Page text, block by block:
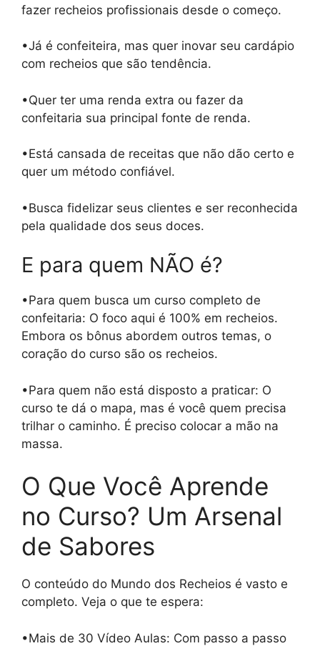
fazer recheios profissionais desde o começo.
•Já é confeiteira, mas quer inovar seu cardápio
com recheios que são tendência.
•Quer ter uma renda extra ou fazer da
confeitaria sua principal fonte de renda.
•Está cansada de receitas que não dão certo e
quer um método confiável.
•Busca fidelizar seus clientes e ser reconhecida
pela qualidade dos seus doces.
E para quem NÃO é?
•Para quem busca um curso completo de
confeitaria: O foco aqui é 100% em recheios.
Embora os bônus abordem outros temas, o
coração do curso são os recheios.
•Para quem não está disposto a praticar: O
curso te dá o mapa, mas é você quem precisa
trilhar o caminho. É preciso colocar a mão na
massa.
O Que Você Aprende
no Curso? Um Arsenal
de Sabores
O conteúdo do Mundo dos Recheios é vasto e
completo. Veja o que te espera:
•Mais de 30 Vídeo Aulas: Com passo a passo